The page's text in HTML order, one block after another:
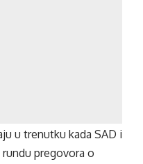
u trenutku kada SAD i
pregovora o